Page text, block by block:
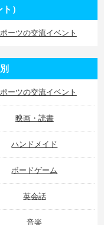
）
ーツの交流イベント
ーツの交流イベント
映画・読書
ハンドメイド
ボードゲーム
英会話
音楽